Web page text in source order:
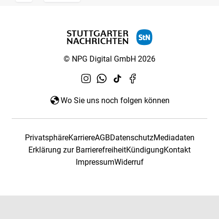
© NPG Digital GmbH 2026
Wo Sie uns noch folgen können
PrivatsphäreKarriereAGBDatenschutzMediadaten
Erklärung zur BarrierefreiheitKündigungKontakt
ImpressumWiderruf